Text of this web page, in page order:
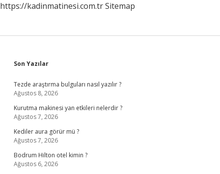
https://kadinmatinesi.com.trSitemap
Sidebar
Son Yazılar
Tezde araştırma bulguları nasıl yazılır ?
Ağustos 8, 2026
Kurutma makinesi yan etkileri nelerdir ?
Ağustos 7, 2026
Kediler aura görür mü ?
Ağustos 7, 2026
Bodrum Hilton otel kimin ?
Ağustos 6, 2026